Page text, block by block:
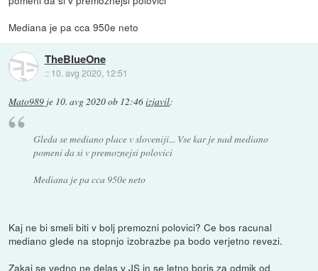
Mediana je pa cca 950e neto
TheBlueOne
:: 10. avg 2020, 12:51
Mato989 je 10. avg 2020 ob 12:46izjavil:
Gleda se mediano place v sloveniji... Vse kar je nad mediano
pomeni da si v premoznejsi polovici
Mediana je pa cca 950e neto
Kaj ne bi smeli biti v bolj premozni polovici? Ce bos racunal
mediano glede na stopnjo izobrazbe pa bodo verjetno revezi.
Zakaj se vedno ne delas v JS in se letno boris za odmik od